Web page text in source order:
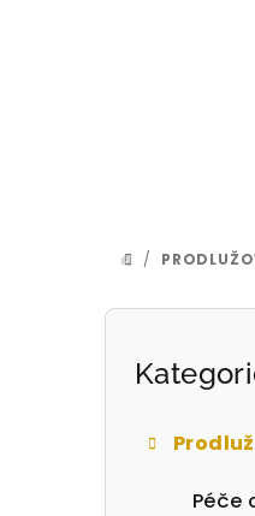
DOMŮ
/
P
Přeskočit
kategorie
Péče